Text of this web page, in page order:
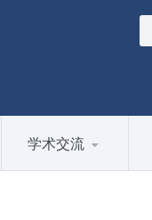
学术交流